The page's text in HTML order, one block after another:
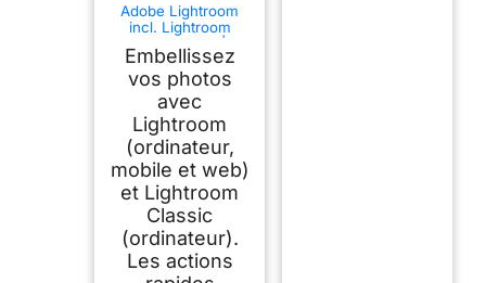
Adobe Lightroom
incl. Lightroom
Classic 1 TO |
fonctionnalités IA | 1
an |PC/Mac
|Téléchargement
Embellissez
vos photos
avec
Lightroom
(ordinateur,
mobile et web)
et Lightroom
Classic
(ordinateur).
Les actions